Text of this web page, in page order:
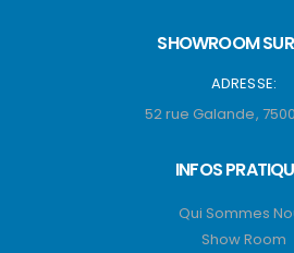
SHOWROOM
ADRESSE:
52 rue Galande,
INFOS
Qui Sommes
Show Room